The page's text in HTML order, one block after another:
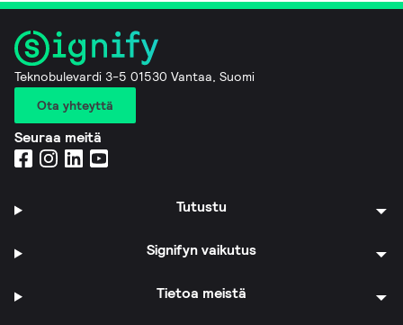
Teknobulevardi 3-5 01530 Vantaa, Suomi
Ota yhteyttä
Seuraa meitä
Tutustu
Signifyn vaikutus
Tietoa meistä